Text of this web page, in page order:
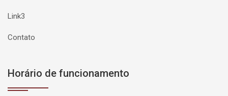
Link3
Contato
Horário de funcionamento